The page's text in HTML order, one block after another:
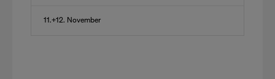
11.+12. November